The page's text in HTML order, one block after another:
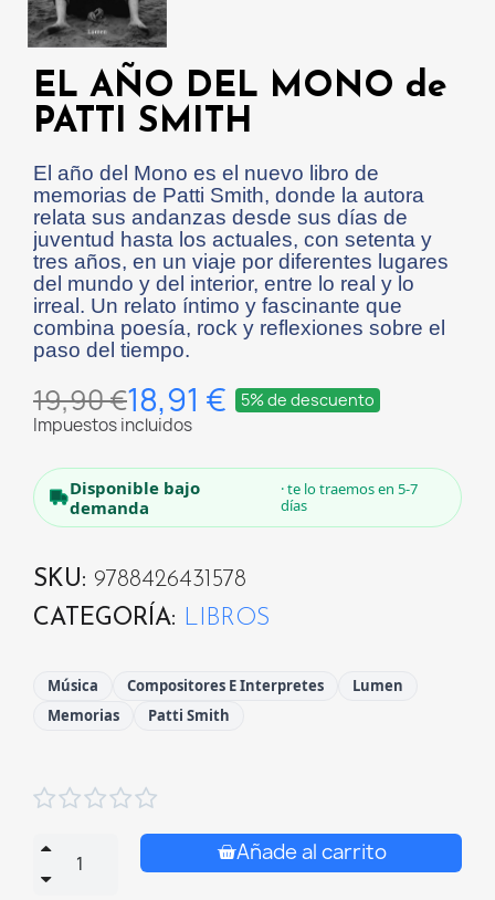
EL AÑO DEL MONO de
PATTI SMITH
El año del Mono es el nuevo libro de
memorias de Patti Smith, donde la autora
relata sus andanzas desde sus días de
juventud hasta los actuales, con setenta y
tres años, en un viaje por diferentes lugares
del mundo y del interior, entre lo real y lo
irreal. Un relato íntimo y fascinante que
combina poesía, rock y reflexiones sobre el
paso del tiempo.
19,90 €18,91 € 5% de descuento
Impuestos incluidos
Disponible bajo
demanda
· te lo traemos en 5-7
días
SKU
9788426431578
CATEGORÍA
LIBROS
Música Compositores E Interpretes
Lumen
Memorias
Patti Smith

Añade al carrito